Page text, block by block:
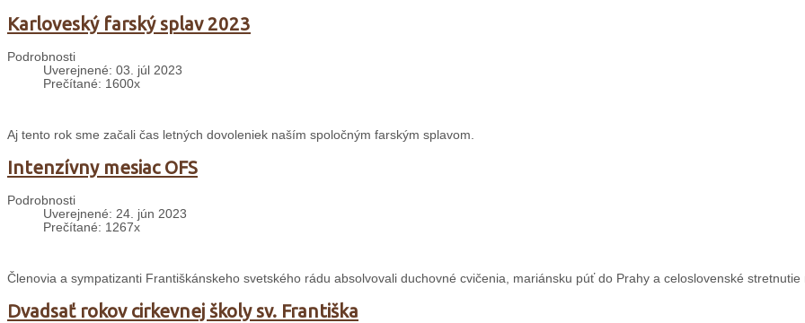
Karloveský farský splav 2023
Podrobnosti
Uverejnené: 03. júl 2023
Prečítané: 1600x
Aj tento rok sme začali čas letných dovoleniek naším spoločným farským splavom.
Intenzívny mesiac OFS
Podrobnosti
Uverejnené: 24. jún 2023
Prečítané: 1267x
Členovia a sympatizanti Františkánskeho svetského rádu absolvovali duchovné cvičenia, mariánsku púť do Prahy a celoslovenské stretnutie
Dvadsať rokov cirkevnej školy sv. Františka